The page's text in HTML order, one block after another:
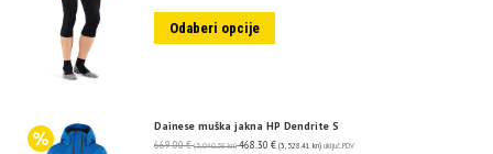
Odaberi opcije
Dainese muška jakna HP Dendrite S
669.00€ (5,040.58 kn) 468.30 € (3,528.41 kn) uključ. PDV